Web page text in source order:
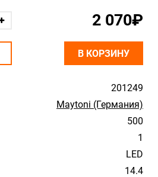
201249
Maytoni (Германия)
500
1
LED
14.4
2 070₽
В КОРЗИНУ